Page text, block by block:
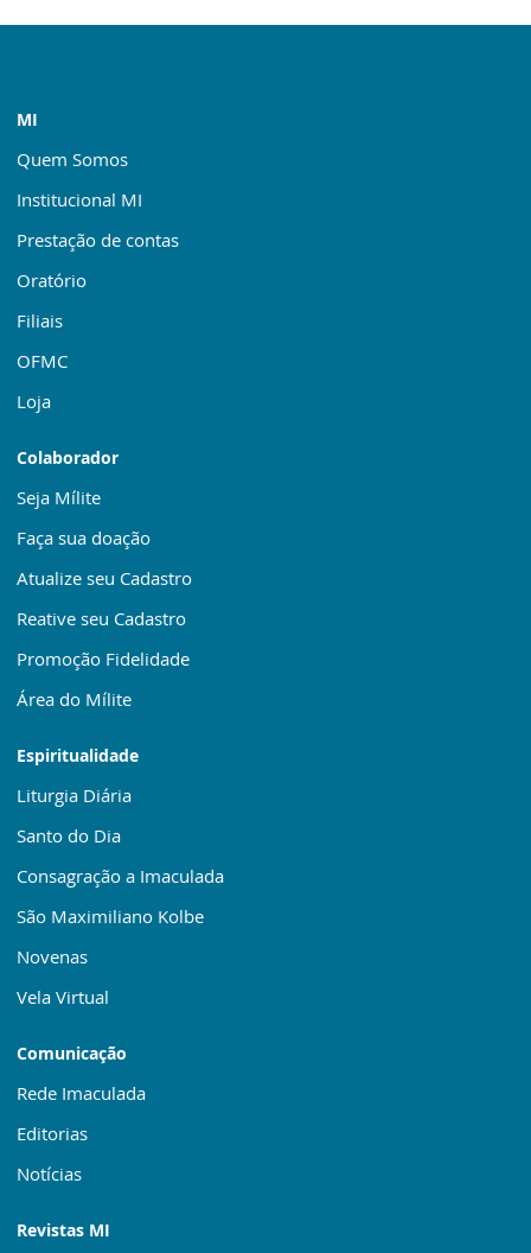
MI
Quem Somos
Institucional MI
Prestação de contas
Oratório
Filiais
OFMC
Loja
Colaborador
Seja Mílite
Faça sua doação
Atualize seu Cadastro
Reative seu Cadastro
Promoção Fidelidade
Área do Mílite
Espiritualidade
Liturgia Diária
Santo do Dia
Consagração a Imaculada
São Maximiliano Kolbe
Novenas
Vela Virtual
Comunicação
Rede Imaculada
Editorias
Notícias
Revistas MI